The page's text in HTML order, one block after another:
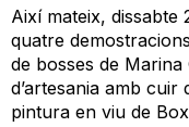
Així mateix, dissabte
quatre
de bosses de
d’artesania amb cuir
pintura en viu de